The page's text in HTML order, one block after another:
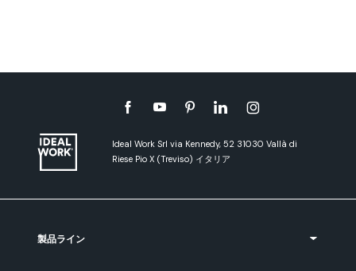
Ideal Work Srl via Kennedy, 52 31030 Vallà di
Riese Pio X (Treviso) イタリア
製品ライン